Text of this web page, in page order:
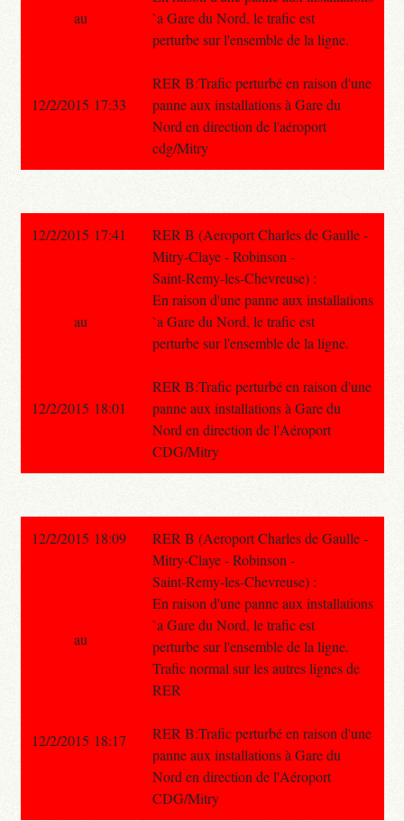
`a Gare du Nord, le trafic est
perturbe sur l'ensemble de la ligne.
RER B:Trafic perturbé en raison d'une
panne aux installations à Gare du
Nord en direction de l'aéroport
cdg/Mitry
au
12/2/2015 17:33
12/2/2015 17:41
RER B (Aeroport Charles de Gaulle -
Mitry-Claye - Robinson -
Saint-Remy-les-Chevreuse) :
En raison d'une panne aux installations
`a Gare du Nord, le trafic est
perturbe sur l'ensemble de la ligne.
RER B:Trafic perturbé en raison d'une
panne aux installations à Gare du
Nord en direction de l'Aéroport
CDG/Mitry
au
12/2/2015 18:01
12/2/2015 18:09
RER B (Aeroport Charles de Gaulle -
Mitry-Claye - Robinson -
Saint-Remy-les-Chevreuse) :
En raison d'une panne aux installations
`a Gare du Nord, le trafic est
perturbe sur l'ensemble de la ligne.
Trafic normal sur les autres lignes de
RER
RER B:Trafic perturbé en raison d'une
panne aux installations à Gare du
Nord en direction de l'Aéroport
CDG/Mitry
au
12/2/2015 18:17